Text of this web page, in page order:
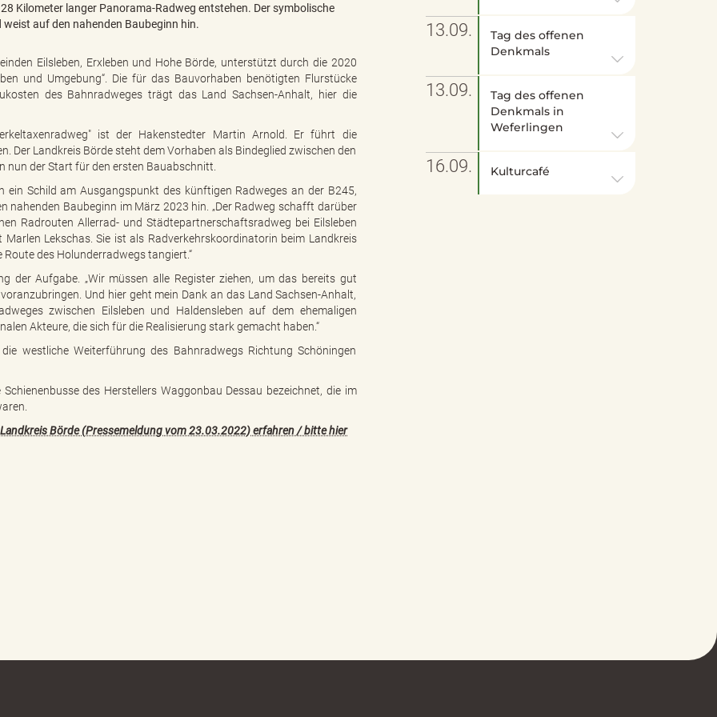
Kilometer langer Panorama-Radweg entstehen. Der symbolische
auf den nahenden Baubeginn hin.
Eilsleben, Erxleben und Hohe Börde, unterstützt durch die 2020
und Umgebung“. Die für das Bauvorhaben benötigten Flurstücke
des Bahnradweges trägt das Land Sachsen-Anhalt, hier die
ist der Hakenstedter Martin Arnold. Er führt die
Der Landkreis Börde steht dem Vorhaben als Bindeglied zwischen den
nun der Start für den ersten Bauabschnitt.
Schild am Ausgangspunkt des künftigen Radweges an der B245,
nahenden Baubeginn im März 2023 hin. „Der Radweg schafft darüber
Radrouten Allerrad- und Städtepartnerschaftsradweg bei Eilsleben
Lekschas. Sie ist als Radverkehrskoordinatorin beim Landkreis
des Holunderradwegs tangiert.“
der Aufgabe. „Wir müssen alle Register ziehen, um das bereits gut
Und hier geht mein Dank an das Land Sachsen-Anhalt,
zwischen Eilsleben und Haldensleben auf dem ehemaligen
Akteure, die sich für die Realisierung stark gemacht haben.“
westliche Weiterführung des Bahnradwegs Richtung Schöningen
des Herstellers Waggonbau Dessau bezeichnet, die im
Börde (Pressemeldung vom 23.03.2022) erfahren / bitte hier
13.09.
Tag des offenen
Denkmals
13.09.
Tag des offenen
Denkmals in
Weferlingen
16.09. Kulturcafé